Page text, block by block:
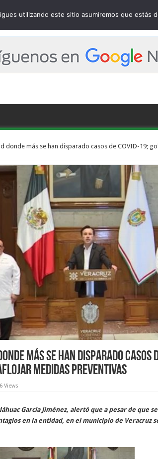
donde más se han disparado casos de COVID-19;
más se han disparado casos
medidas preventivas
Views
García Jiménez, alertó que a pesar de que
en la entidad, en el municipio de Veracruz
utilizando este sitio asumiremos que estás